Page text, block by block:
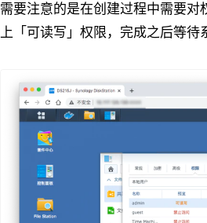
需要注意的是在创建过程中需要
上「可读写」权限，完成之后等待